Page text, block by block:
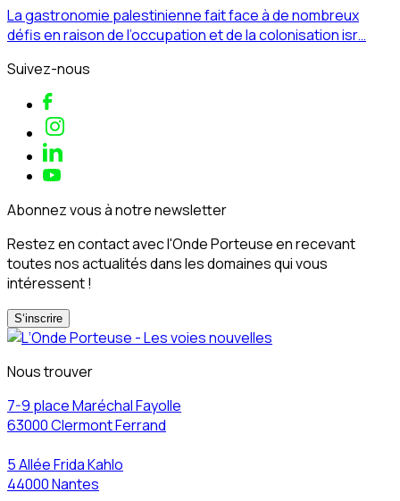
La gastronomie palestinienne fait face à de nombreux
défis en raison de l’occupation et de la colonisation isr…
Suivez-nous
Abonnez vous à notre newsletter
Restez en contact avec l'Onde Porteuse en recevant
toutes nos actualités dans les domaines qui vous
intéressent !
S‘inscrire
Nous trouver
7-9 place Maréchal Fayolle
63000 Clermont Ferrand
5 Allée Frida Kahlo
44000 Nantes